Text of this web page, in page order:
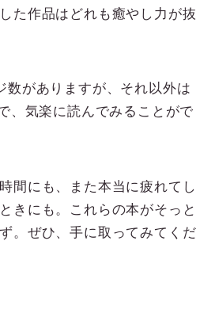
た作品はどれも癒やし力が抜
数がありますが、それ以外は
、気楽に読んでみることがで
間にも、また本当に疲れてし
きにも。これらの本がそっと
。ぜひ、手に取ってみてくだ